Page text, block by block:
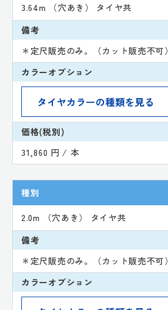
3.64m （穴あき） タイヤ共
備考
＊定尺販売のみ。（カット販売不可）
カラーオプション
価格(税別)
31,860 円 / 本
種別
2.0m （穴あき） タイヤ共
備考
＊定尺販売のみ。（カット販売不可）
カラーオプション